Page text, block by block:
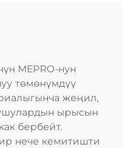
MEPRO-нун
төмөнүмдүү
жеңил,
ырысын
бербейт.
нече кемитишти